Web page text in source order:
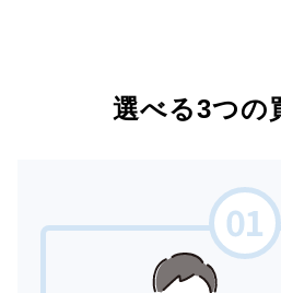
選べる3つの